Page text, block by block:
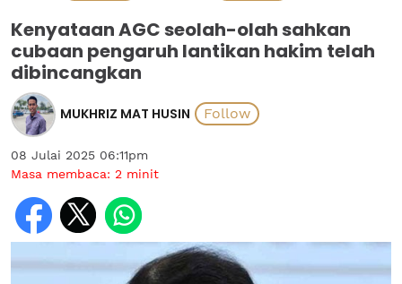
Kenyataan AGC seolah-olah sahkan
cubaan pengaruh lantikan hakim telah
dibincangkan
MUKHRIZ MAT HUSIN
08 Julai 2025 06:11pm
Masa membaca: 2 minit